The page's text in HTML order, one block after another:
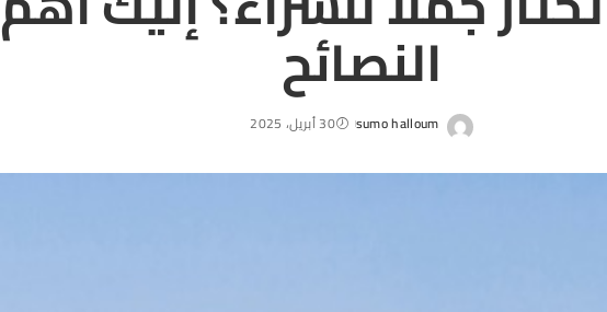
النصائح
Posted
sumo halloum 30 أبريل، 2025